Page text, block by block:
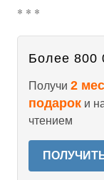
* * *
Более 800
Получи 2
подарок и
чтением